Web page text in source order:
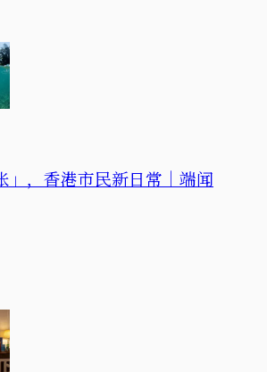
」，香港市民新日常｜端闻